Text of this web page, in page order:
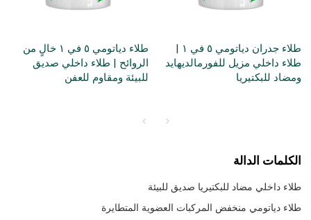
طلاء جدران دياتومي ٥ في ١ |
طلاء داخلي مزيل للفورمالديهايد
ومضاد للبكتيريا
طلاء دياتومي ٥ في ١ خالٍ من
الروائح | طلاء داخلي صديق
للبيئة ومقاوم للعفن
الكلمات الدالة
طلاء داخلي مضاد للبكتيريا صديق للبيئة
طلاء دياتومي منخفض المركبات العضوية المتطايرة